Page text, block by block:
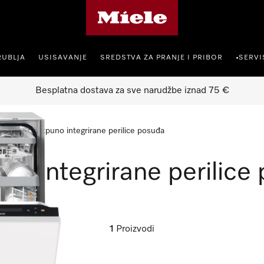
USISAVANJE SREDSTVA ZA PRANJE I PRIBOR •
Besplatna dostava za sve narudžbe iznad 75 €
potpuno integrirane perilice posuđa
integrirane perilice
1 Proizvodi